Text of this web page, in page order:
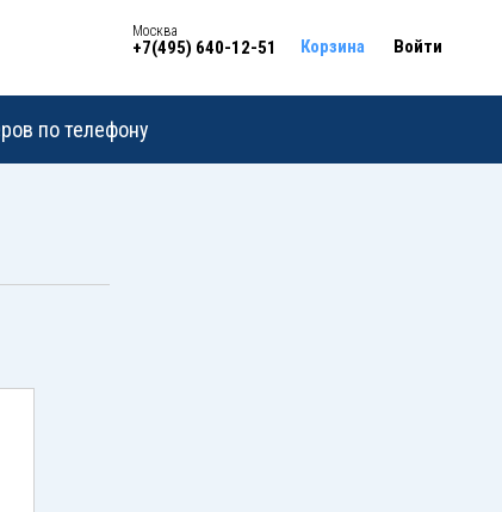
Москва
+7(495) 640-12-51 Корзина Войти
по телефону